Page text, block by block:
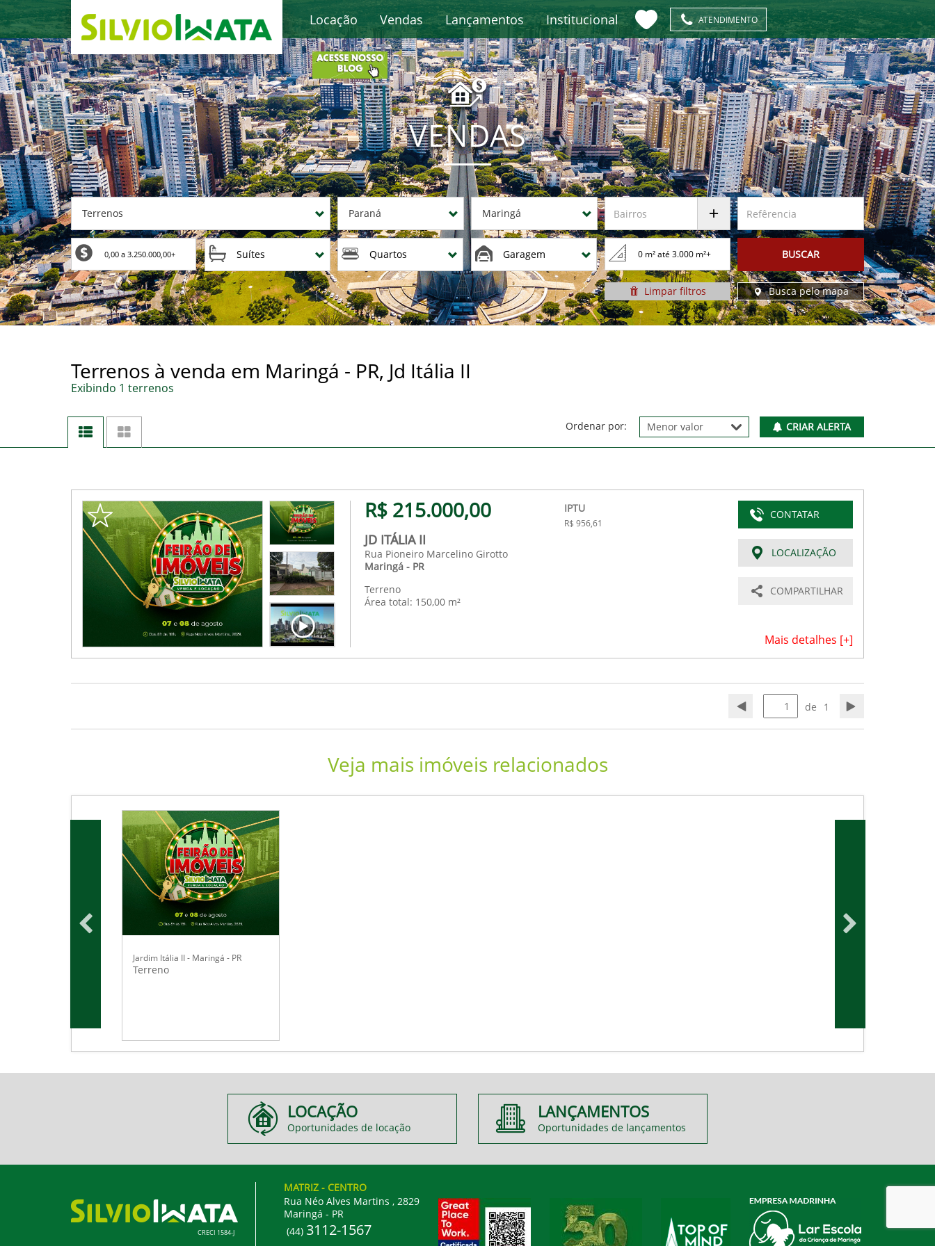
Locação Vendas Lançamentos Institucional ATENDIMENTO
VENDAS
Terrenos Paraná Maringá
Suítes Quartos Garagem BUSCAR
Busca pelomapa
Limpar filtros
Terrenos à venda em Maringá - PR, Jd Itália II
Exibindo 1 terrenos
CRIAR ALERTA
Ordenar por:
R$ 215.000,00
JD ITÁLIA II
Rua Pioneiro Marcelino Girotto
Maringá - PR
Terreno
Área total: 150,00 m²
CONTATAR
LOCALIZAÇÃO
COMPARTILHAR
Mais detalhes [+]
IPTU
R$ 956,61
de 1
Veja mais imóveis relacionados
Jardim Itália II - Maringá - PR
Terreno
LOCAÇÃO
Oportunidades de locação
LANÇAMENTOS
Oportunidades de lançamentos
CRECI 1584-J
MATRIZ - CENTRO
Rua Néo Alves Martins , 2829
Maringá - PR
(44) 3112-1567